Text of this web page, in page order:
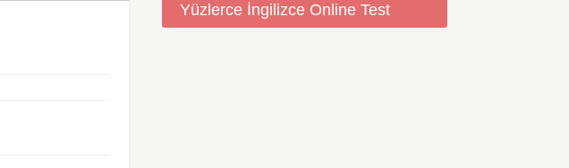
Yüzlerce İngilizce Online Test